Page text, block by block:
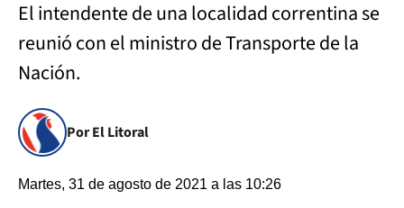
El intendente de una localidad correntina se
reunió con el ministro de Transporte de la
Nación.
Por El Litoral
Martes, 31 de agosto de 2021 a las 10:26